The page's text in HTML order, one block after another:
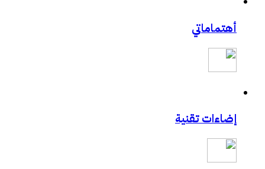
أهتماماتي
إضاءات تقنية